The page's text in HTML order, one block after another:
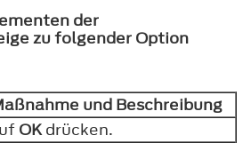
der
zu folgender Option
und Beschreibung
OKdrücken.